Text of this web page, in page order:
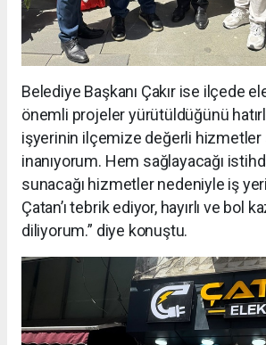
Belediye Başkanı Çakır ise ilçede
önemli projeler yürütüldüğünü
işyerinin ilçemize değerli hizmetler
inanıyorum. Hem sağlayacağı
sunacağı hizmetler nedeniyle iş
Çatan’ı tebrik ediyor, hayırlı ve bol
diliyorum.” diye konuştu.